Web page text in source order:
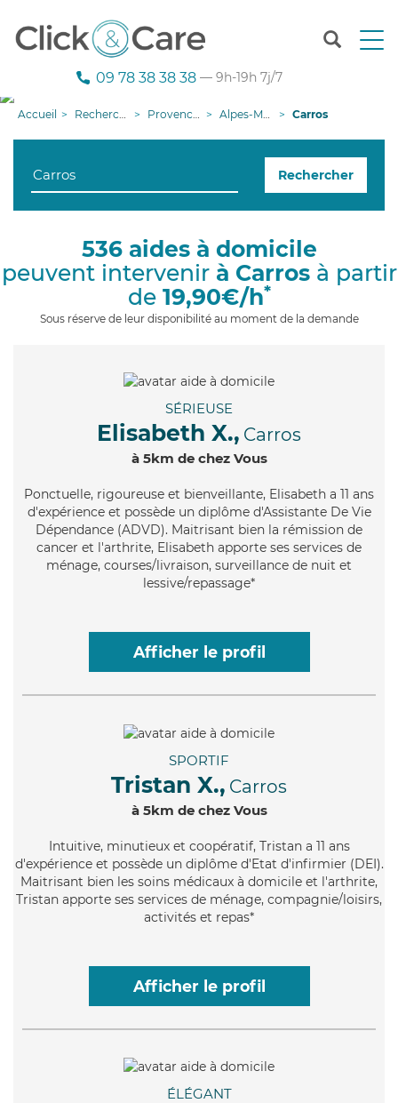
T
n
g
i
09 78 38 38 38 — 9h-19h 7j/7
Accueil Recherche aide à domicile Provence-Alpes-Côte d'Azur Alpes-Maritimes Carros
Rechercher
536 aides à domicile
peuvent intervenir à Carrosà partir
de 19,90€/h*
Sous réserve de leur disponibilité au moment de la demande
SÉRIEUSE
Elisabeth X., Carros
à 5km de chez Vous
Ponctuelle, rigoureuse et bienveillante, Elisabeth a 11 ans
d'expérience et possède un diplôme d'Assistante De Vie
Dépendance (ADVD). Maitrisant bien la rémission de
cancer et l'arthrite, Elisabeth apporte ses services de
ménage, courses/livraison, surveillance de nuit et
lessive/repassage*
Afficher le profil
SPORTIF
Tristan X., Carros
à 5km de chez Vous
Intuitive, minutieux et coopératif, Tristan a 11 ans
d'expérience et possède un diplôme d'Etat d'infirmier (DEI).
Maitrisant bien les soins médicaux à domicile et l'arthrite,
Tristan apporte ses services de ménage, compagnie/loisirs,
activités et repas*
Afficher le profil
ÉLÉGANT